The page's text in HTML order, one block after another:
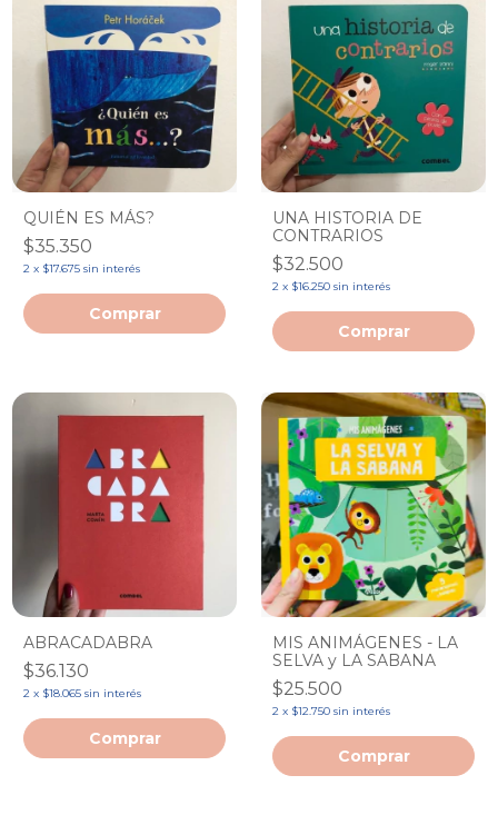
QUIÉN ES MÁS?
$35.350
2 x $17.675 sin interés
UNA HISTORIA DE
CONTRARIOS
$32.500
2 x $16.250 sin interés
ABRACADABRA
$36.130
2 x $18.065 sin interés
MIS ANIMÁGENES - LA
SELVA y LA SABANA
$25.500
2 x $12.750 sin interés